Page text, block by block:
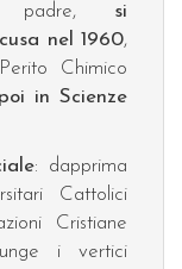
padre, si
nel 1960,
Chimico
in Scienze
: dapprima
Cattolici
Cristiane
i vertici